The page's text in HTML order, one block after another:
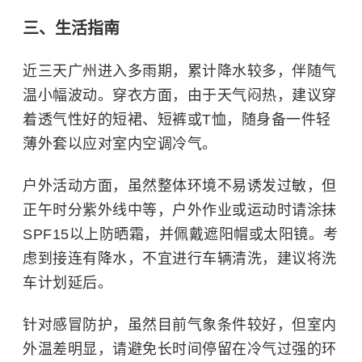
三、生活指南
近三天广州进入多雨期，累计降水较多，伴随气
温小幅波动。穿衣方面，由于天气闷热，建议穿
着透气性好的短裙、短裤或T恤，随身备一件轻
薄外套以应对室内空调冷气。
户外活动方面，虽然整体环境不易诱发过敏，但
正午时分紫外线中等，户外作业或运动时请涂抹
SPF15以上防晒霜，并佩戴遮阳帽或太阳镜。考
虑到接连有降水，不宜进行车辆清洗，建议将洗
车计划延后。
针对感冒防护，虽然目前气象条件较好，但室内
外温差明显，请避免长时间停留在冷气过强的环